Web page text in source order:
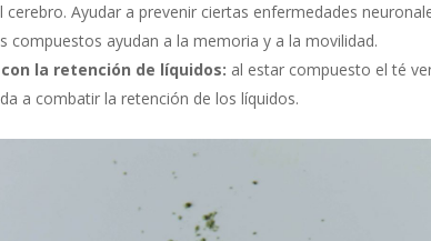
cerebro. Ayudar a prevenir ciertas enfermedades
compuestos ayudan a la memoria y a la movilidad.
la retención de líquidos: al estar compuesto el té
a combatir la retención de los líquidos.